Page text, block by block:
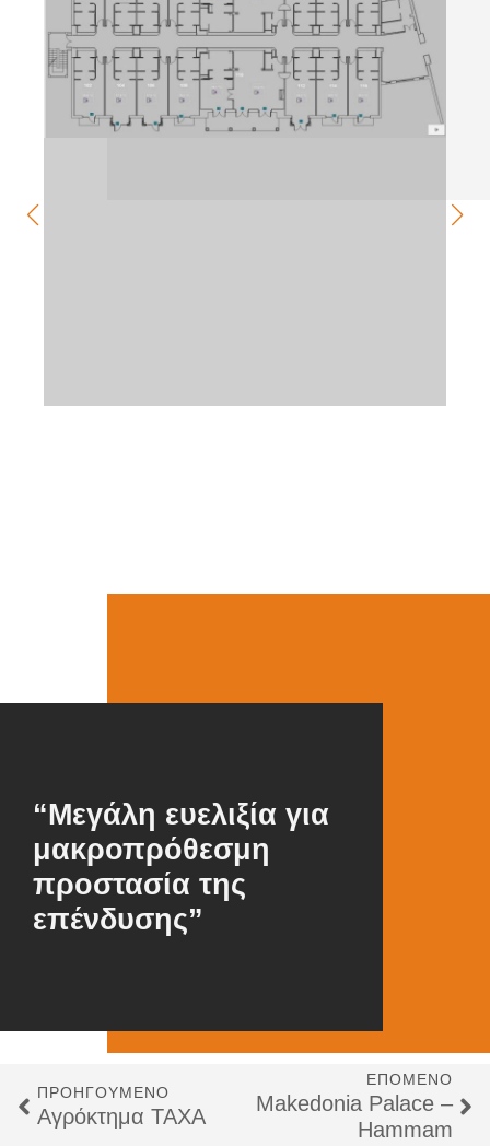
“Μεγάλη ευελιξία για
μακροπρόθεσμη
προστασία της
επένδυσης”
ΠΡΟΗΓΟΎΜΕΝΟ
Αγρόκτημα ΤΑΧΑ
ΕΠΌΜΕΝΟ
Makedonia Palace –
Hammam